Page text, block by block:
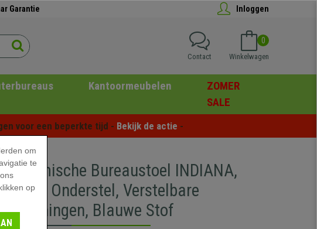
Garantie Inloggen
0
Winkelwagen
Contact
Kantoormeubelen
ZOMER
SALE
voor een beperkte tijd - Bekijk de actie -
Bureaustoel INDIANA,
Onderstel, Verstelbare
Blauwe Stof
om
te
op